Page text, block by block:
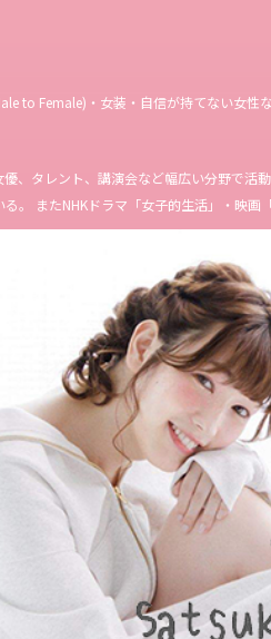
to Female)・女装・自信が持てない女
優、タレント、講演会など幅広い分野で
。 またNHKドラマ「女子的生活」・映